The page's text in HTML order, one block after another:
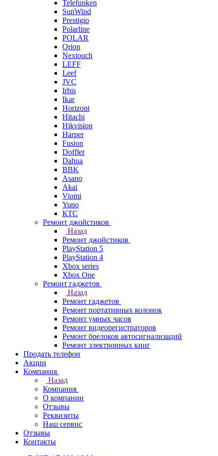
Telefunken
SunWind
Prestigio
Polarline
POLAR
Orion
Nextouch
LEFF
Leef
JVC
Irbis
Ikar
Horizont
Hitachi
Hikvision
Harper
Fusion
Doffler
Dahua
BBK
Asano
Akai
Viomi
Yuno
КТС
Ремонт джойстиков
Назад
Ремонт джойстиков
PlayStation 5
PlayStation 4
Xbox series
Xbox One
Ремонт гаджетов
Назад
Ремонт гаджетов
Ремонт портативных колонок
Ремонт умных часов
Ремонт видеорегистраторов
Ремонт брелоков автосигнализаций
Ремонт электронных книг
Продать телефон
Акции
Компания
Назад
Компания
О компании
Отзывы
Реквизиты
Наш сервис
Отзывы
Контакты